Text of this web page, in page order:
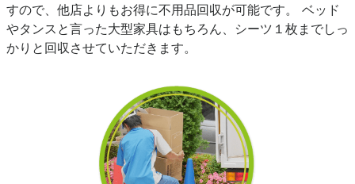
すので、他店よりもお得に不用品回収が可能です。 ベッド
やタンスと言った大型家具はもちろん、シーツ１枚までしっ
かりと回収させていただきます。